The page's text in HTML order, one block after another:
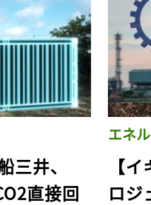
三井、
直接回
エネ
【
ロジ